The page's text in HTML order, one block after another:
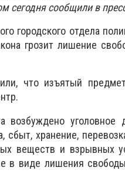
сегодня сообщили в
городского отдела
грозит лишение
что изъятый
возбуждено
сбыт, хранение,
веществ и взрывных
в виде лишения